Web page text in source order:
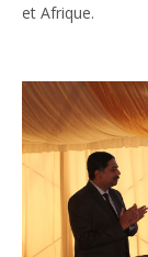
et Afrique.